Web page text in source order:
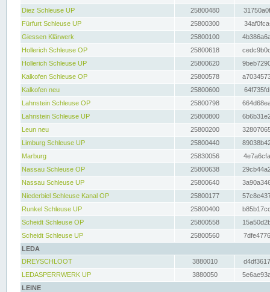
Diez Schleuse UP
25800480
Fürfurt Schleuse UP
25800300
Giessen Klärwerk
25800100
Hollerich Schleuse OP
25800618
Hollerich Schleuse UP
25800620
Kalkofen Schleuse OP
25800578
Kalkofen neu
25800600
Lahnstein Schleuse OP
25800798
Lahnstein Schleuse UP
25800800
Leun neu
25800200
Limburg Schleuse UP
25800440
Marburg
25830056
Nassau Schleuse OP
25800638
Nassau Schleuse UP
25800640
Niederbiel Schleuse Kanal OP
25800177
Runkel Schleuse UP
25800400
Scheidt Schleuse OP
25800558
Scheidt Schleuse UP
25800560
LEDA
DREYSCHLOOT
3880010
LEDASPERRWERK UP
3880050
LEINE